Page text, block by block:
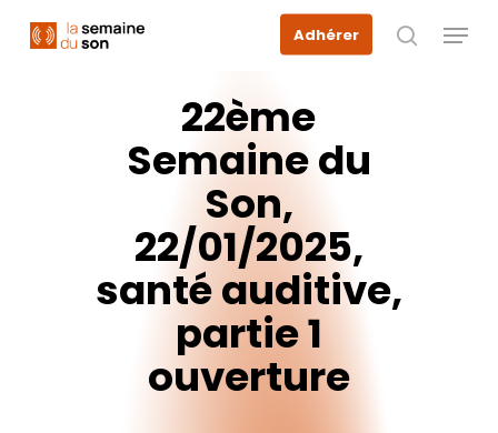
Adhérer
recherche
Menu
22ème
Semainedu
Son,
22/01/2025,
santéauditive,
partie1
ouverture